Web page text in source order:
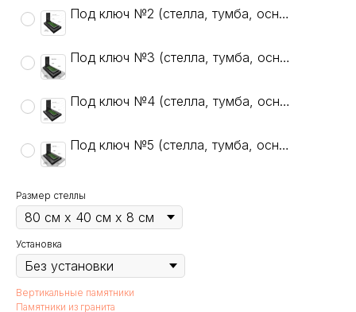
Под ключ №2 (стелла, тумба, основание+, цветник, гравировка: ФИО, даты, крест, 1 портрет)
Под ключ №3 (стелла, тумба, основание+, цветник, тротуарная плитка, гравировка: ФИО, даты, крест, 1 портрет)
Под ключ №4 (стелла, тумба, основание+, цветник, гравировка: ФИО, даты, крест, 1 портрет)
Под ключ №5 (стелла, тумба, основание+, цветник, тротуарная плитка, гравировка: ФИО, даты, крест, 1 портрет)
Размер стеллы
Установка
Вертикальные памятники
Памятники из гранита